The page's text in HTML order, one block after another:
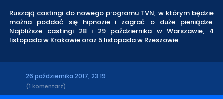
Ruszają castingi do nowego programu TVN, w którym będzie
można poddać się hipnozie i zagrać o duże pieniądze.
Najbliższe castingi 28 i 29 października w Warszawie, 4
listopada w Krakowie oraz 5 listopada w Rzeszowie.
26 października 2017, 23:19
(1 komentarz)